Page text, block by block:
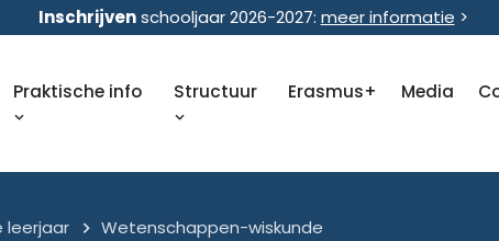
Inschrijvenschooljaar 2026-2027: meer informatie >
Praktische info Structuur Erasmus+ Media
leerjaar Wetenschappen-wiskunde